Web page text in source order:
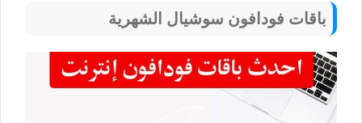
باقات فودافون سوشيال الشهرية